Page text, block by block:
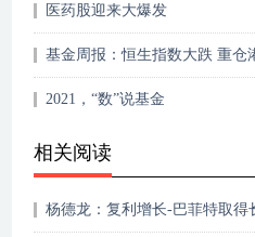
医药股迎来大爆发
基金周报：恒生指数大跌 重仓
2021，“数”说基金
相关阅读
杨德龙：复利增长-巴菲特取得